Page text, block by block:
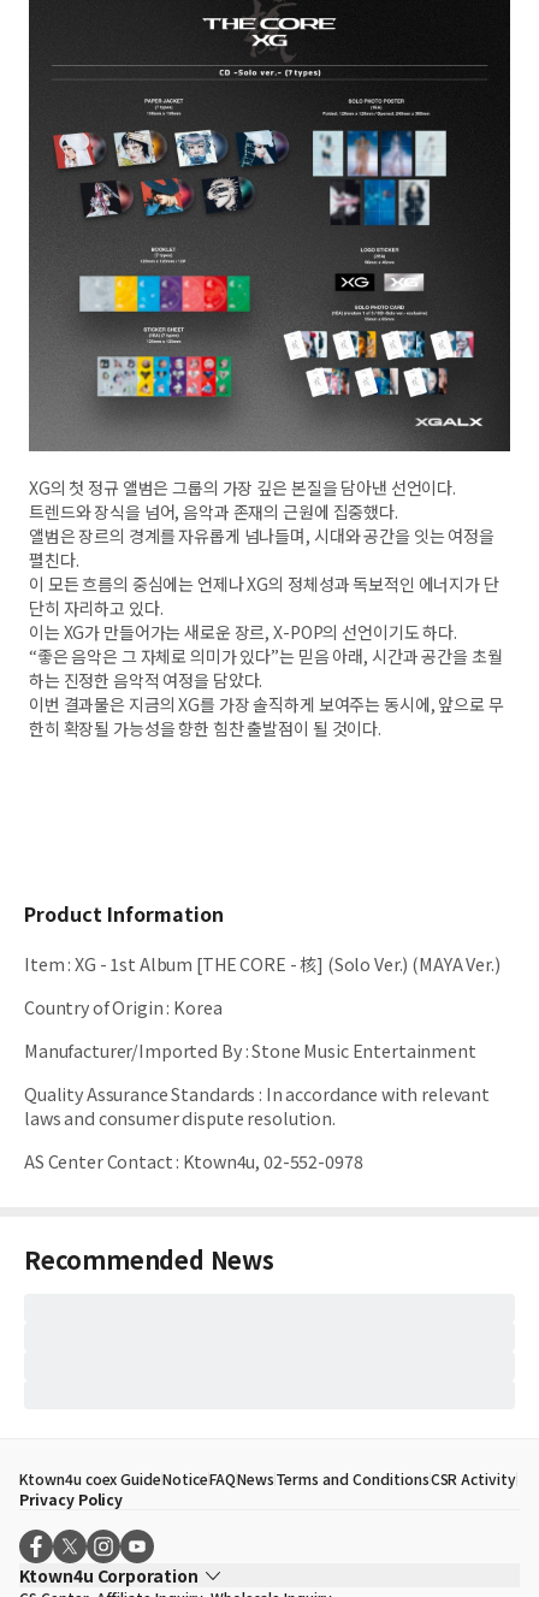
XG의 첫 정규 앨범은 그룹의 가장 깊은 본질을 담아낸 선언이다.
트렌드와 장식을 넘어, 음악과 존재의 근원에 집중했다.
앨범은 장르의 경계를 자유롭게 넘나들며, 시대와 공간을 잇는 여정을
펼친다.
이 모든 흐름의 중심에는 언제나 XG의 정체성과 독보적인 에너지가 단
단히 자리하고 있다.
이는 XG가 만들어가는 새로운 장르, X-POP의 선언이기도 하다.
“좋은 음악은 그 자체로 의미가 있다”는 믿음 아래, 시간과 공간을 초월
하는 진정한 음악적 여정을 담았다.
이번 결과물은 지금의 XG를 가장 솔직하게 보여주는 동시에, 앞으로 무
한히 확장될 가능성을 향한 힘찬 출발점이 될 것이다.
Product Information
Item:XG - 1st Album [THE CORE - 核] (Solo Ver.) (MAYA Ver.)
Country of Origin: Korea
Manufacturer/Imported By:Stone Music Entertainment
Quality Assurance Standards : In accordance with relevant
laws and consumer dispute resolution.
AS Center Contact: Ktown4u, 02-552-0978
Recommended News
Ktown4u coex GuideNoticeFAQNewsTerms and ConditionsCSR Activity
Privacy Policy
Ktown4u Corporation